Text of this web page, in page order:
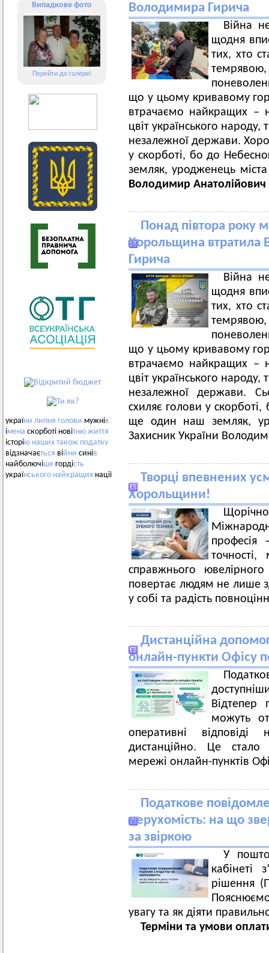
Випадкове фото
Перейти до галереї
україни липня голови мужніх
імена скорботі новітню життя
історію наших також податку
відзначається війни синів
найболючіше гордість
українського найкращих нації
Володимира Гирича
Війна
щодня
тих, хто
що у цьому кривавому
втрачаємо найкращих –
цвіт українського
незалежної держави.
у скорботі, бо до
земляк, уродженець
Володимир Анатолійович
Понад півтора року
Хорольщина втратила
Гирича
Війна
щодня
тих, хто
що у цьому кривавому
втрачаємо найкращих –
цвіт українського
незалежної держави.
схиляє голови у
ще один наш земляк,
Захисник України
Творці впевнених
Хорольщини!
професія
точності,
справжнього
повертає людям не лише
у собі та радість
Дистанційна
онлайн-пункти Офісу
Відтепер
можуть
оперативні
дистанційно. Це
мережі онлайн-пунктів
Податкове
нерухомість: на що
за звіркою
У
кабінеті
рішення
увагу та як діяти
Терміни та умови